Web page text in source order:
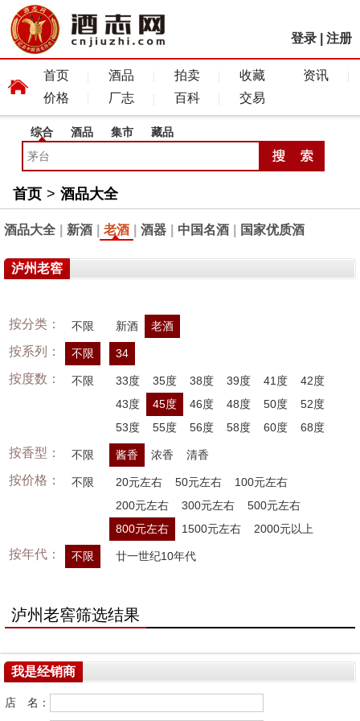
登录 注册
首页 酒品 拍卖 收藏
资讯
价格
厂志 百科 交易
综合 酒品 集市 藏品
首页 > 酒品大全
酒品大全 新酒 老酒 酒器 中国名酒 国家优质酒
泸州老窖
按分类： 不限 新酒 老酒
按系列： 不限 34
按度数： 不限 33度 35度 38度 39度 41度
42度
43度
45度 46度 48度 50度
52度
53度
55度 56度 58度 60度 68度
按香型： 不限 酱香 浓香 清香
按价格： 不限 20元左右 50元左右
100元左右
200元左右
300元左右
500元左右
800元左右
1500元左右 2000元以上
按年代： 不限 廿一世纪10年代
泸州老窖筛选结果
我是经销商
店 名：